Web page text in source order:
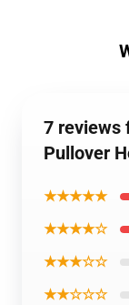
7 reviews
Pullover
★★★★★
★★★★☆
★★★☆☆
★★☆☆☆